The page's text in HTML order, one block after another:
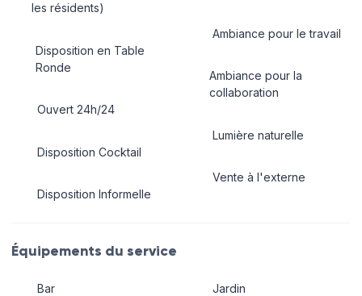
les résidents)
Disposition en Table
Ronde
Ouvert 24h/24
Disposition Cocktail
Disposition Informelle
Ambiance pour le travail
Ambiance pour la
collaboration
Lumière naturelle
Vente à l'externe
Équipements du service
Bar Jardin